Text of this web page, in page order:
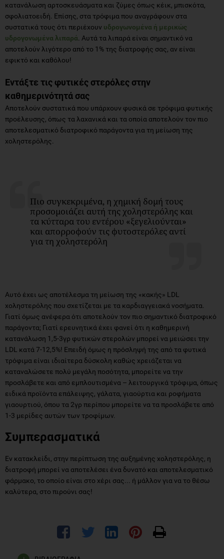
κατανάλωση αρτοσκευάσματα και ζύμες όπως κέικ, μπισκότα,
σφολιατοειδή. Επίσης, στα τρόφιμα που αναγράφουν στα
συστατικά τους ότι περιέχουν υδρογωνομένα ή μερικώς
υδρογονωμένα λιπαρά . Αυτά τα λιπαρά είναι σημαντικό να
αποτελούν λιγότερο από το 1% της διατροφής σας, αν είναι
εφικτό και καθόλου!
Εντάξτε τις φυτικές στερόλες στην
καθημερινότητά σας
Αποτελούν συστατικά που υπάρχουν φυσικά σε τρόφιμα φυτικής
προέλευσης, όπως τα λαχανικά και τα οποία αποτελούν τον πιο
αποτελεσματικό διατροφικό παράγοντα για τη μείωση της
χοληστερόλης.
Πιο συγκεκριμένα, η χημική δομή τους
προσομοιάζει αυτή της χοληστερόλης και
τα κύτταρα του εντέρου «ξεγελιούνται»
και απορροφούν τις φυτοστερόλες αντί
για τη χοληστερόλη
Αυτό έχει ως αποτέλεσμα τη μείωση της «κακής» LDL
χοληστερόλης που σχετίζεται με τα καρδιαγγειακά νοσήματα.
Γιατί όμως ανέφερα ότι αποτελούν τον πιο σημαντικό διατροφικό
παράγοντα; Γιατί ερευνητικά έχει φανεί ότι η καθημερινή
κατανάλωση 1,5-3γρ φυτικών στερολών μπορεί να μειώσει την
LDL κατά 7-12,5%! Επειδή όμως η πρόσληψή της από τα φυτικά
τρόφιμα είναι ιδιαίτερα δύσκολη καθώς χρειάζεται να
καταναλώσετε πολύ μεγάλη ποσότητα, μπορείτε να την
προσλάβετε και από εμπλουτισμένα – λειτουργικά τρόφιμα, όπως
ειδικά προϊόντα επάλειψης, γάλατα, γιαούρτια και ροφήματα
γιαουρτιού, όπου τα 2γρ περίπου μπορείτε να τα προσλάβετε από
1-3 μερίδες αυτών των τροφίμων.
Συμπερασματικά
Εν κατακλείδι, στην περίπτωση της αυξημένης χοληστερόλης, η
διατροφή μπορεί να αποτελέσει ένα δυνατό και αποτελεσματικό
φάρμακο, το οποίο είναι στο χέρι σας... ή μάλλον για να το θέσω
καλύτερα, στο πιρούνι σας!